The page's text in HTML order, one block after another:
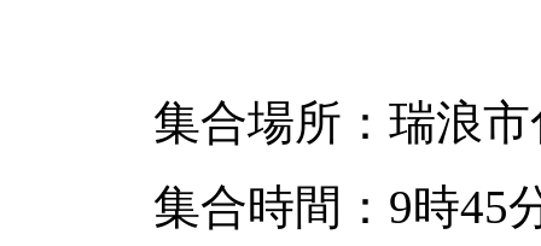
集合場所：瑞浪
集合時間：9時45